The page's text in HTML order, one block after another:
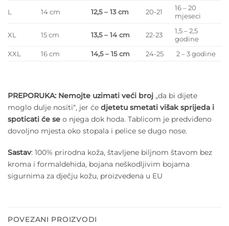
L 14 cm 12,5 – 13 cm 20-21
16 – 20
mjeseci
XL 15 cm 13,5 – 14 cm 22-23
1,5 – 2,5
godine
XXL
16 cm 14,5 – 15 cm 24-25 2 – 3 godine
PREPORUKA: Nemojte uzimati veći broj „da bi dijete
moglo dulje nositi“, jer će djetetu smetati višak sprijeda i
spoticati će se o njega dok hoda. Tablicom je predviđeno
dovoljno mjesta oko stopala i pelice se dugo nose.
Sastav: 100% prirodna koža, štavljene biljnom štavom bez
kroma i formaldehida, bojana neškodljivim bojama
sigurnima za dječju kožu, proizvedena u EU
POVEZANI PROIZVODI